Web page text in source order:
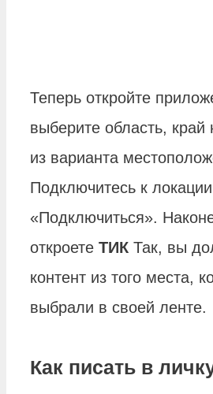
Теперь откройте
выберите область,
из варианта
Подключитесь к
«Подключиться».
откроете ТИК Так, вы
контент из того места,
выбрали в своей ленте.
Как писать в